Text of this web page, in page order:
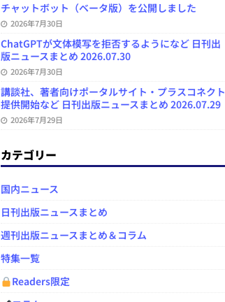
チャットボット（ベータ版）を公開しました
2026年7月30日
ChatGPTが文体模写を拒否するようになど 日刊出
版ニュースまとめ 2026.07.30
2026年7月30日
講談社、著者向けポータルサイト・プラスコネクト
提供開始など 日刊出版ニュースまとめ 2026.07.29
2026年7月29日
カテゴリー
国内ニュース
日刊出版ニュースまとめ
週刊出版ニュースまとめ＆コラム
特集一覧
Readers限定